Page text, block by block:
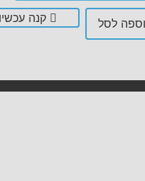
לסל קנה עכשיו